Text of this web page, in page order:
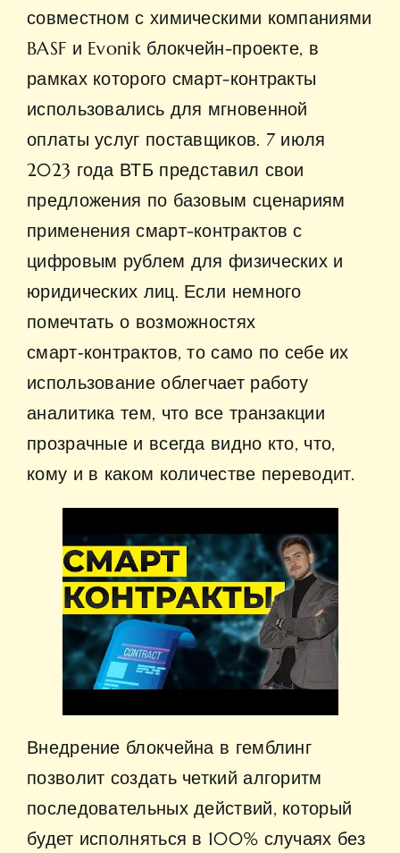
совместном с химическими компаниями
BASF и Evonik блокчейн-проекте, в
рамках которого смарт-контракты
использовались для мгновенной
оплаты услуг поставщиков. 7 июля
2023 года ВТБ представил свои
предложения по базовым сценариям
применения смарт-контрактов с
цифровым рублем для физических и
юридических лиц. Если немного
помечтать о возможностях
смарт‑контрактов, то само по себе их
использование облегчает работу
аналитика тем, что все транзакции
прозрачные и всегда видно кто, что,
кому и в каком количестве переводит.
Внедрение блокчейна в гемблинг
позволит создать четкий алгоритм
последовательных действий, который
будет исполняться в 100% случаях без